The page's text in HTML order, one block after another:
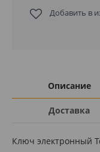
Добавить в
Описание
Доставка
Ключ электронный